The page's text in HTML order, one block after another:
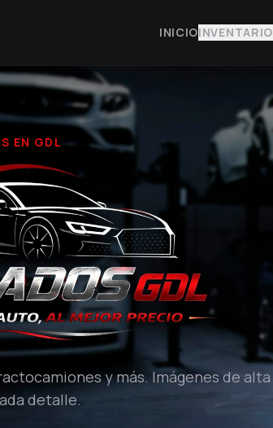
INICIOINVENTARIO
EN GDL
y más. Imágenes de alta
detalle.